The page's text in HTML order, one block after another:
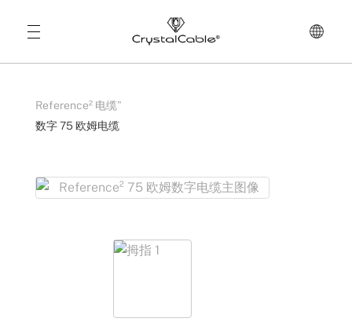
Reference² 电缆"
数字 75 欧姆电缆